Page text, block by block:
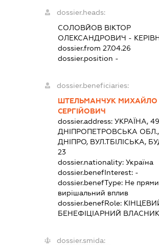
dossier.heads:
СОЛОВЙОВ ВІКТОР
ОЛЕКСАНДРОВИЧ -
dossier.from 27.04.26
dossier.position -
dossier.beneficiaries:
ШТЕЛЬМАНЧУК МИХАЙЛО
СЕРГІЙОВИЧ
dossier.address:УКРАЇНА,
ДНІПРОПЕТРОВСЬКА
ДНІПРО, ВУЛ.ТБІЛІСЬКА,
23
dossier.nationality:Україна
dossier.benefInterest: -
dossier.benefType: Не
вирішальний вплив
dossier.benefRole:
БЕНЕФІЦІАРНИЙ ВЛАСНИК
dossier.smida: